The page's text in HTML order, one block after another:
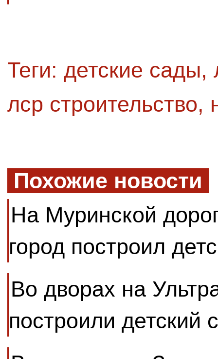
Теги: детские сады,
лср строительство,
Похожие новости
На Муринской
город построил
Во дворах на
построили детский